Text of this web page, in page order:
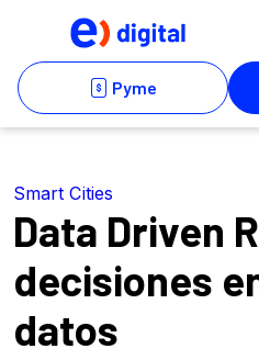
Smart Cities
Data Driven
decisiones
datos